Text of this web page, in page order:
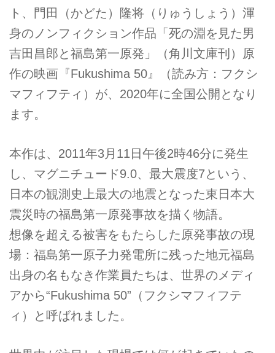
ト、門田（かどた）隆将（りゅうしょう）渾
身のノンフィクション作品「死の淵を見た男
吉田昌郎と福島第一原発」（角川文庫刊）原
作の映画『Fukushima 50』（読み方：フクシ
マフィフティ）が、2020年に全国公開となり
ます。
本作は、2011年3月11日午後2時46分に発生
し、マグニチュード9.0、最大震度7という、
日本の観測史上最大の地震となった東日本大
震災時の福島第一原発事故を描く物語。
想像を超える被害をもたらした原発事故の現
場：福島第一原子力発電所に残った地元福島
出身の名もなき作業員たちは、世界のメディ
アから“Fukushima 50”（フクシマフィフテ
ィ）と呼ばれました。